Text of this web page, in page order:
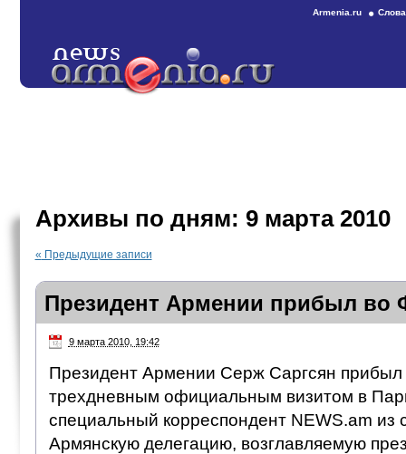
Armenia.ru
Архивы по дням: 9 марта 2010
« Предыдущие записи
Президент Армении прибыл во
9 марта 2010, 19:42
Президент Армении Серж Саргсян прибыл
трехдневным официальным визитом в
специальный корреспондент NEWS.am из
Армянскую делегацию, возглавляемую